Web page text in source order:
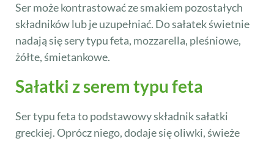
Ser może kontrastować ze smakiem pozostałych
składników lub je uzupełniać. Do sałatek świetnie
nadają się sery typu feta, mozzarella, pleśniowe,
żółte, śmietankowe.
Sałatki z serem typu feta
Ser typu feta to podstawowy składnik sałatki
greckiej. Oprócz niego, dodaje się oliwki, świeże